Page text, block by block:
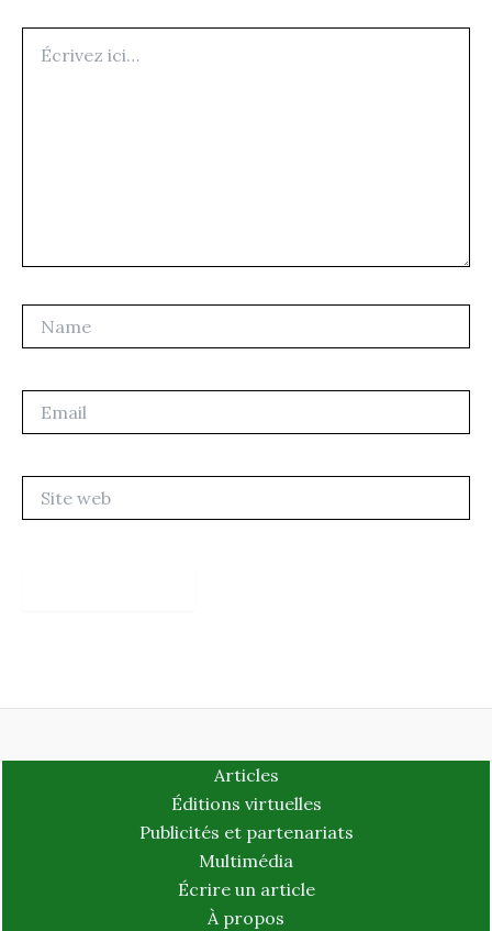
ici…
web
Articles
Éditions virtuelles
Publicités et partenariats
Multimédia
Écrire un article
À propos